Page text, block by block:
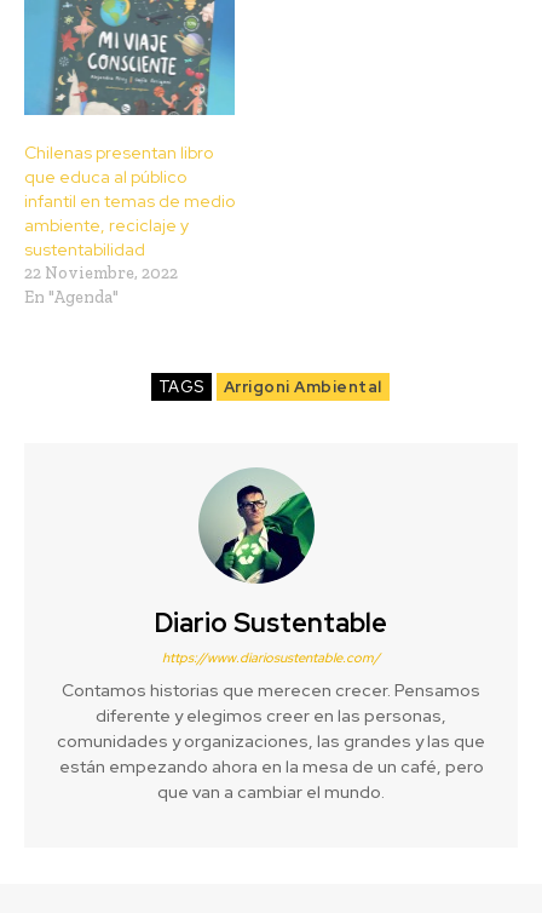
Chilenas presentan libro
que educa al público
infantil en temas de medio
ambiente, reciclaje y
sustentabilidad
22 Noviembre, 2022
En "Agenda"
TAGS Arrigoni Ambiental
Diario Sustentable
https://www.diariosustentable.com/
Contamos historias que merecen crecer. Pensamos
diferente y elegimos creer en las personas,
comunidades y organizaciones, las grandes y las que
están empezando ahora en la mesa de un café, pero
que van a cambiar el mundo.